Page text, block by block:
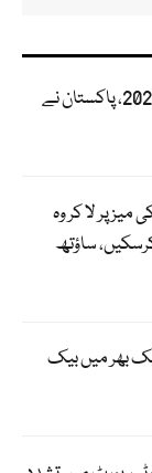
انٹرنیشنل نیوکلیئر سائنس اولمپیاڈ 2026، پاکستان نے
میز پر لا کر وہ
کرسکیں، ساؤتھ
سے ملک بھر میں بیک